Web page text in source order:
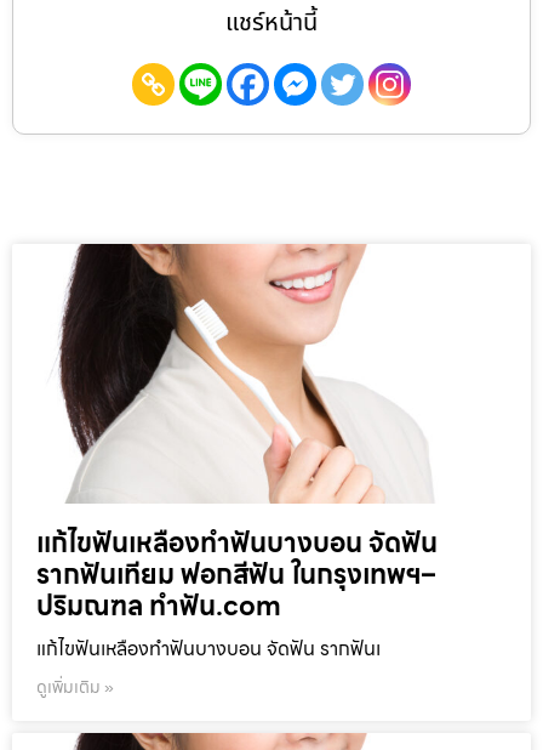
แชร์หน้านี้
แก้ไขฟันเหลืองทำฟันบางบอน จัดฟัน
รากฟันเทียม ฟอกสีฟัน ในกรุงเทพฯ–
ปริมณฑล ทำฟัน.com
แก้ไขฟันเหลืองทำฟันบางบอน จัดฟัน รากฟันเ
ดูเพิ่มเติม »